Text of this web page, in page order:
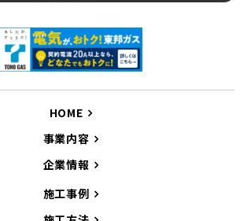
HOME
事業内容
企業情報
施工事例